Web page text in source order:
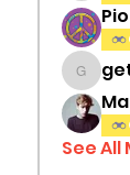
See All